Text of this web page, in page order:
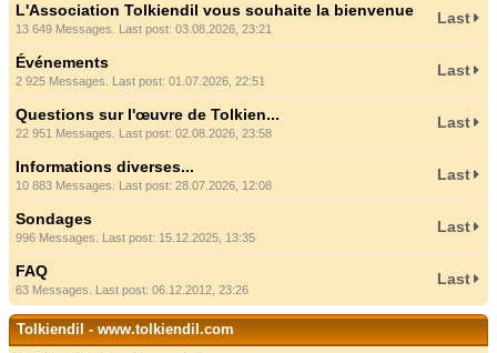
L'Association Tolkiendil vous souhaite la bienvenue
13 649 Messages. Last post: 03.08.2026, 23:21
Last
Événements
2 925 Messages. Last post: 01.07.2026, 22:51
Last
Questions sur l'œuvre de Tolkien...
22 951 Messages. Last post: 02.08.2026, 23:58
Last
Informations diverses...
10 883 Messages. Last post: 28.07.2026, 12:08
Last
Sondages
996 Messages. Last post: 15.12.2025, 13:35
Last
FAQ
63 Messages. Last post: 06.12.2012, 23:26
Last
Tolkiendil - www.tolkiendil.com